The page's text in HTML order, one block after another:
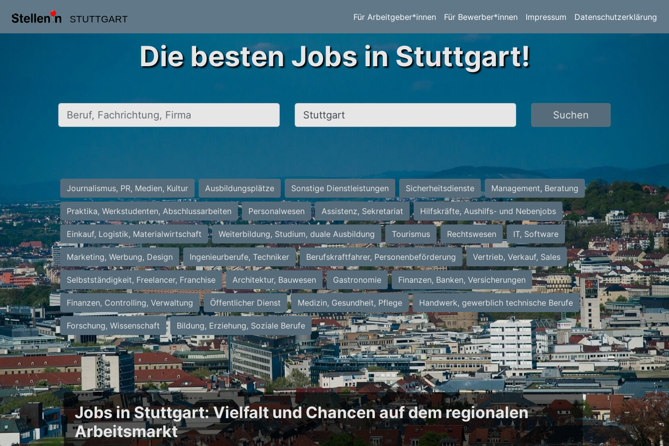
STUTTGART Für Arbeitgeber*innen Für Bewerber*innen Impressum Datenschutzerklärung
Die besten Jobs in Stuttgart!
Beruf, Fachrichtung, Firma Ort, Stadt Suchen
Journalismus, PR, Medien, Kultur Ausbildungsplätze Sonstige Dienstleistungen Sicherheitsdienste Management, Beratung
Praktika, Werkstudenten, Abschlussarbeiten Personalwesen Assistenz, Sekretariat Hilfskräfte, Aushilfs- und Nebenjobs
Einkauf, Logistik, Materialwirtschaft Weiterbildung, Studium, duale Ausbildung Tourismus Rechtswesen IT, Software
Marketing, Werbung, Design Ingenieurberufe, Techniker Berufskraftfahrer, Personenbeförderung Vertrieb, Verkauf, Sales
Selbstständigkeit, Freelancer, Franchise Architektur, Bauwesen Gastronomie Finanzen, Banken, Versicherungen
Finanzen, Controlling, Verwaltung Öffentlicher Dienst Medizin, Gesundheit, Pflege Handwerk, gewerblich technische Berufe
Forschung, Wissenschaft Bildung, Erziehung, Soziale Berufe
Jobs in Stuttgart: Vielfalt und Chancen auf dem regionalen
Arbeitsmarkt